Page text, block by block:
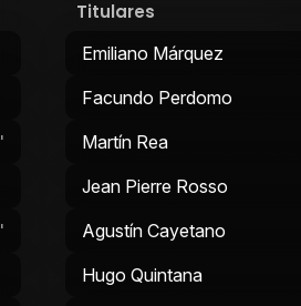
Titulares
Emiliano Márquez
Facundo Perdomo
Martín Rea
Jean Pierre Rosso
Agustín Cayetano
Hugo Quintana